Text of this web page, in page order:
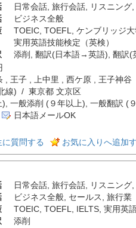
日常会話, 旅行会話, リスニング,
ビジネス全般
TOEIC, TOEFL ケンブリッジ
実用英語技能検定（英検）
添削 翻訳(日本語→英語) 翻訳(
, 王子 , 上中里 , 西ケ原 , 王子神谷
線) / 東京都 文京区
一般添削 (９年以上), 一般翻訳 (
日本語メールOK
に質問する お気に入りへ追加
日常会話, 旅行会話, リスニング,
ビジネス全般, セールス
旅行業
TOEIC, TOEFL IELTS, 実用英
添削